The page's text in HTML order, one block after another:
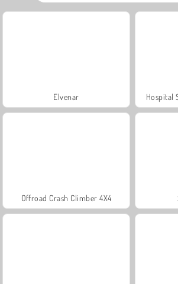
Elvenar Hospital
Offroad Crash Climber 4X4